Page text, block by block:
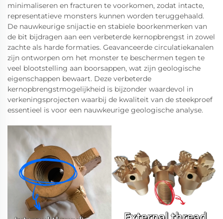
minimaliseren en fracturen te voorkomen, zodat intacte,
representatieve monsters kunnen worden teruggehaald.
De nauwkeurige snijactie en stabiele boorkenmerken van
de bit bijdragen aan een verbeterde kernopbrengst in zowel
zachte als harde formaties. Geavanceerde circulatiekanalen
zijn ontworpen om het monster te beschermen tegen te
veel blootstelling aan boorsappen, wat zijn geologische
eigenschappen bewaart. Deze verbeterde
kernopbrengstmogelijkheid is bijzonder waardevol in
verkeningsprojecten waarbij de kwaliteit van de steekproef
essentieel is voor een nauwkeurige geologische analyse.